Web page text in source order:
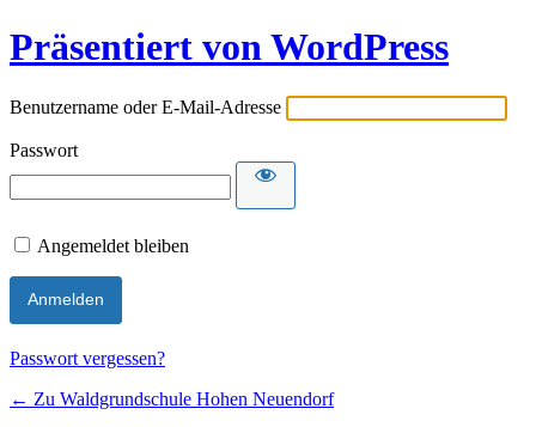
Präsentiert von WordPress
Benutzername oder E-Mail-Adresse
Passwort
Angemeldet bleiben
Passwort vergessen?
← Zu Waldgrundschule Hohen Neuendorf